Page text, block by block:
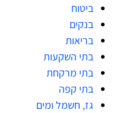
ביטוח
בנקים
בריאות
בתי השקעות
בתי מרקחת
בתי קפה
גז, חשמל ומים